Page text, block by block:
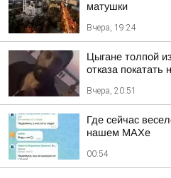
матушки
Вчера, 19:24
Цыгане толпой
отказа покатать
Вчера, 20:51
Где сейчас
нашем МАХе
00:54